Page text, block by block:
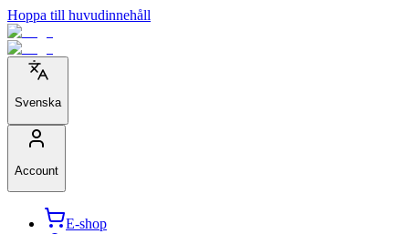
Hoppa till huvudinnehåll
Svenska
Account
E-shop